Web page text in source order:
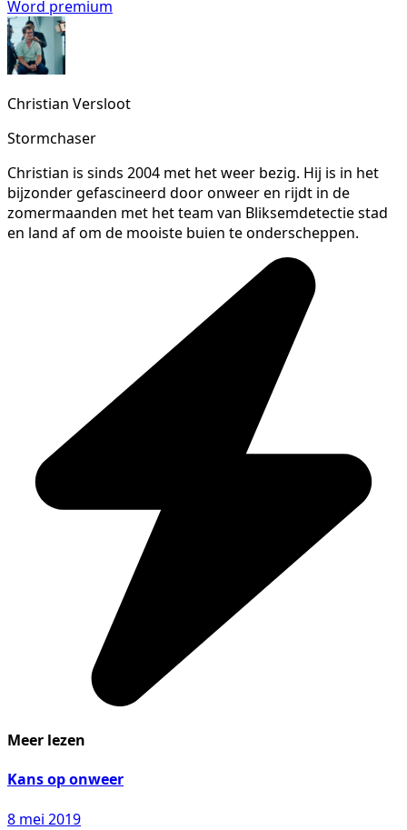
Word premium
Christian Versloot
Stormchaser
Christian is sinds 2004 met het weer bezig. Hij is in het
bijzonder gefascineerd door onweer en rijdt in de
zomermaanden met het team van Bliksemdetectie stad
en land af om de mooiste buien te onderscheppen.
Meer lezen
Kans op onweer
8 mei 2019